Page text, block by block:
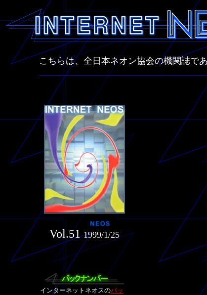
こちらは、全日本ネオン協会の機関誌
Vol.511999/1/25
インターネットネオスのバッ